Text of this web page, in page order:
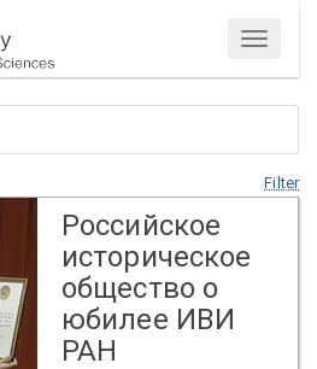
Menu
Filter
Российское
историческое
общество о
юбилее ИВИ
РАН